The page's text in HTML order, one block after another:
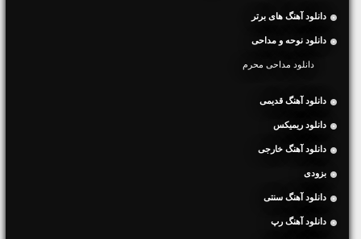
دانلود آهنگ های برتر
دانلود نوحه و مداحی
دانلود مداحی محرم
دانلود آهنگ قدیمی
دانلود ریمیکس
دانلود آهنگ خارجی
بزودی
دانلود آهنگ سنتی
دانلود آهنگ رپ